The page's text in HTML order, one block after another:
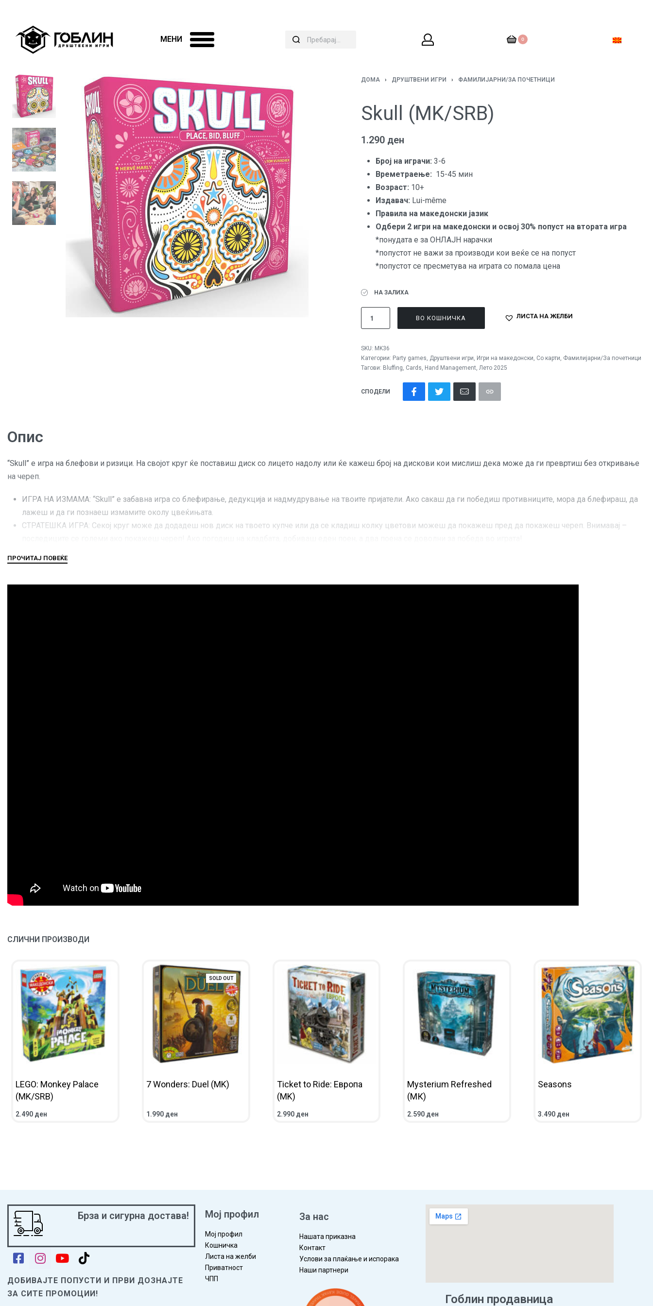
0
ДОМА › ДРУШТВЕНИ ИГРИ › ФАМИЛИЈАРНИ/ЗА ПОЧЕТНИЦИ
Skull (MK/SRB)
1.290 ден
Број на играчи: 3-6
Времетраење: 15-45 мин
Вoзраст: 10+
Издавач: Lui-même
Правила на македонски јазик
Одбери 2 игри на македонски и освој 30% попуст на втората игра
*понудата е за ОНЛАЈН нарачки
*попустот не важи за производи кои веќе се на попуст
*попустот се пресметува на играта со помала цена
НА ЗАЛИХА
ВО КОШНИЧКА ЛИСТА НА ЖЕЛБИ
SKU: MK36
Категории: Party games, Друштвени игри, Игри на македонски, Со карти, Фамилијарни/За почетници
Тагови: Bluffing, Cards, Hand Management, Лето 2025
СПОДЕЛИ
Опис
“Skull” е игра на блефови и ризици. На својот круг ќе поставиш диск со лицето надолу или ќе кажеш број на дискови кои мислиш дека може да ги превртиш без откривање
на череп.
ИГРА НА ИЗМАМА: “Skull” е забавна игра со блефирање, дедукција и надмудрување на твоите пријатели. Ако сакаш да ги победиш противниците, мора да блефираш, да
лажеш и да ги познаеш измамите околу цвеќињата.
СТРАТЕШКА ИГРА: Секој круг може да додадеш нов диск на твоето купче или да се кладиш колку цветови можеш да покажеш пред да покажеш череп. Внимавај –
противниците нема баш така лесно да ти дозволат. Чувај ги картите до самиот крај за да победиш во оваа игра на измама и перцепција.
СЛИЧНИ ПРОИЗВОДИ
LEGO: Monkey Palace
(MK/SRB)
2.490 ден
SOLD OUT
7 Wonders: Duel (MK)
1.990 ден
Ticket to Ride: Европа
(MK)
2.990 ден
Mysterium Refreshed
(МК)
2.590 ден
Seasons
3.490 ден
Брза и сигурна достава!
ДОБИВАЈТЕ ПОПУСТИ И ПРВИ ДОЗНАЈТЕ
ЗА СИТЕ ПРОМОЦИИ!
Мој профил
Мој профил
Кошничка
Листа на желби
Приватност
ЧПП
За нас
Нашата приказна
Контакт
Услови за плаќање и испорака
Наши партнери
Гоблин продавница